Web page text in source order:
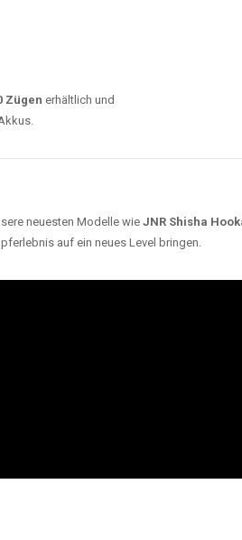
Zügen erhältlich und
neuesten Modelle wie JNR Shisha
auf ein neues Level bringen.